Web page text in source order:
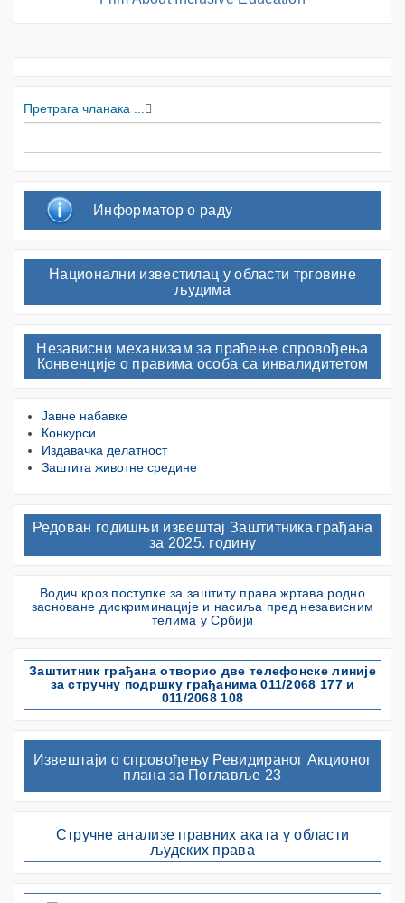
Претрага чланака ...
Информатор о раду
Национални известилац у области трговине
људима
Независни механизам за праћење спровођења
Конвенције о правима особа са инвалидитетом
Јавне набавке
Конкурси
Издавачка делатност
Заштита животне средине
Редован годишњи извештај Заштитника грађана
за 2025. годину
Водич кроз поступке за заштиту права жртава родно
засноване дискриминације и насиља пред независним
телима у Србији
Заштитник грађана отворио две телефонске линије
за стручну подршку грађанима 011/2068 177 и
011/2068 108
Извештаји о спровођењу Ревидираног Акционог
плана за Поглавље 23
Стручне анализе правних аката у области
људских права